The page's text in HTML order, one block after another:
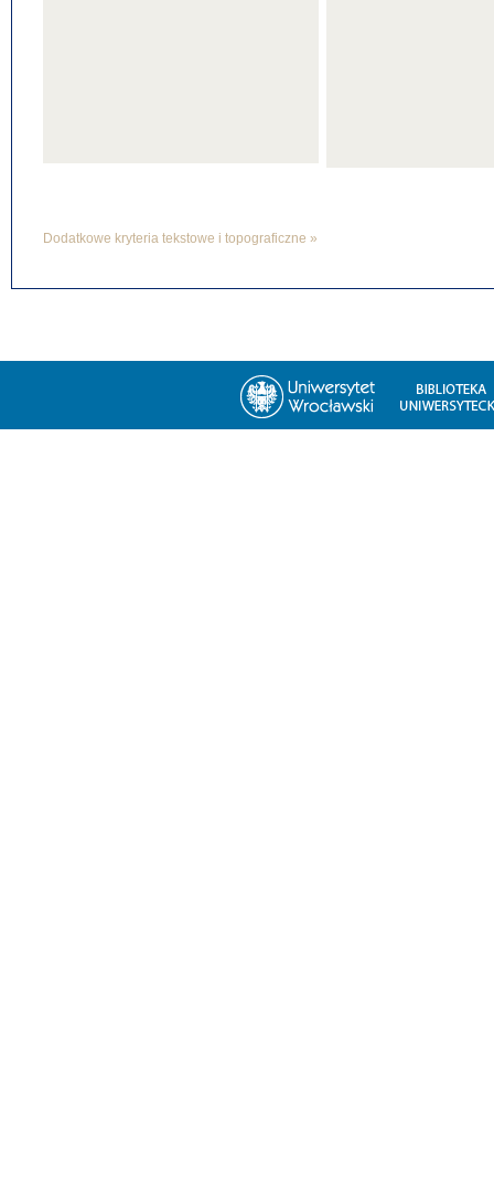
Dodatkowe kryteria tekstowe i topograficzne »